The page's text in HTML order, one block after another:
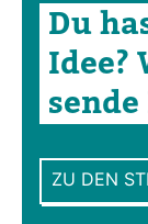
Du
Idee?
ZU DEN